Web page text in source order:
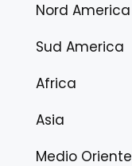
Nord America
Sud America
Africa
Asia
Medio Oriente